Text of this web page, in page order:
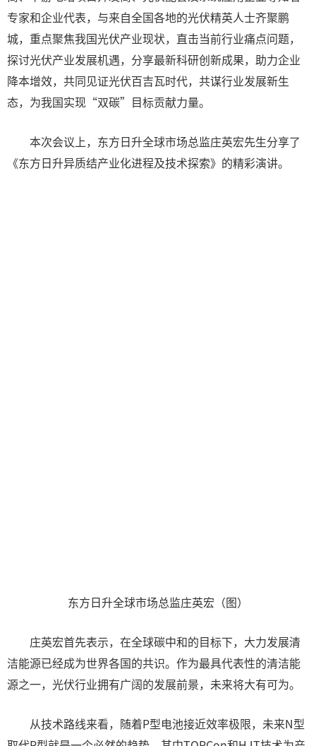
专家和企业代表，与来自全国各地的光伏精英人士齐聚鹏
城，重点聚焦我国光伏产业现状，直击当前行业痛点问题，
探讨光伏产业发展机遇，分享最新科研创新成果，助力企业
降本增效，共同见证光伏百吉瓦时代，共谋行业发展新生
态，为我国实现“双碳”目标贡献力量。
本次会议上，东方日升全球市场总监庄英宏先生分享了
《东方日升异质结产业化进程及技术探索》的精彩演讲。
东方日升全球市场总监庄英宏（图）
庄英宏首先表示，在全球碳中和的目标下，大力发展清
洁能源已经成为世界各国的共识。作为最具代表性的清洁能
源之一，光伏行业拥有广阔的发展前景，未来将大有可为。
从技术路线来看，随着P型电池接近效率极限，未来N型